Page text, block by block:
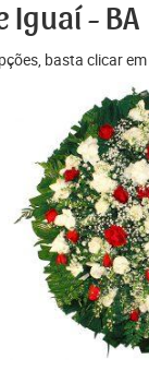
Iguaí - BA
basta clicar em